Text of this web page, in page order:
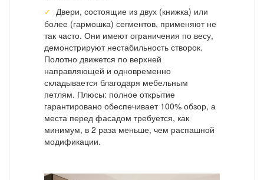
Двери, состоящие из двух (книжка) или
более (гармошка) сегментов, применяют не
так часто. Они имеют ограничения по весу,
демонстрируют нестабильность створок.
Полотно движется по верхней
направляющей и одновременно
складывается благодаря мебельным
петлям. Плюсы: полное открытие
гарантировано обеспечивает 100% обзор, а
места перед фасадом требуется, как
минимум, в 2 раза меньше, чем распашной
модификации.